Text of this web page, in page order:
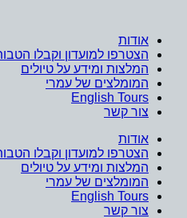
אודות
הצטרפו למועדון וקבלו הטבות
המלצות ומידע על טיולים
המומלצים של עמרי
English Tours
צור קשר
אודות
הצטרפו למועדון וקבלו הטבות
המלצות ומידע על טיולים
המומלצים של עמרי
English Tours
צור קשר